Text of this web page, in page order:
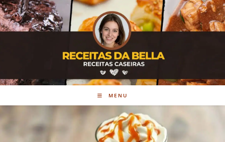
MENU